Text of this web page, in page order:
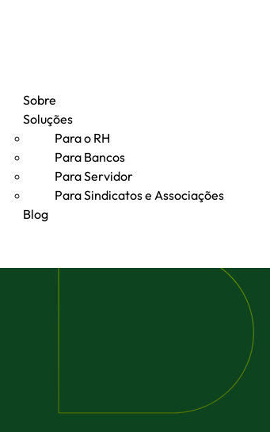
Sobre
Soluções
Para o RH
Para Bancos
Para Servidor
Para Sindicatos e Associações
Blog